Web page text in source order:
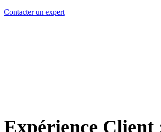
Contacter un expert
Expérience Client